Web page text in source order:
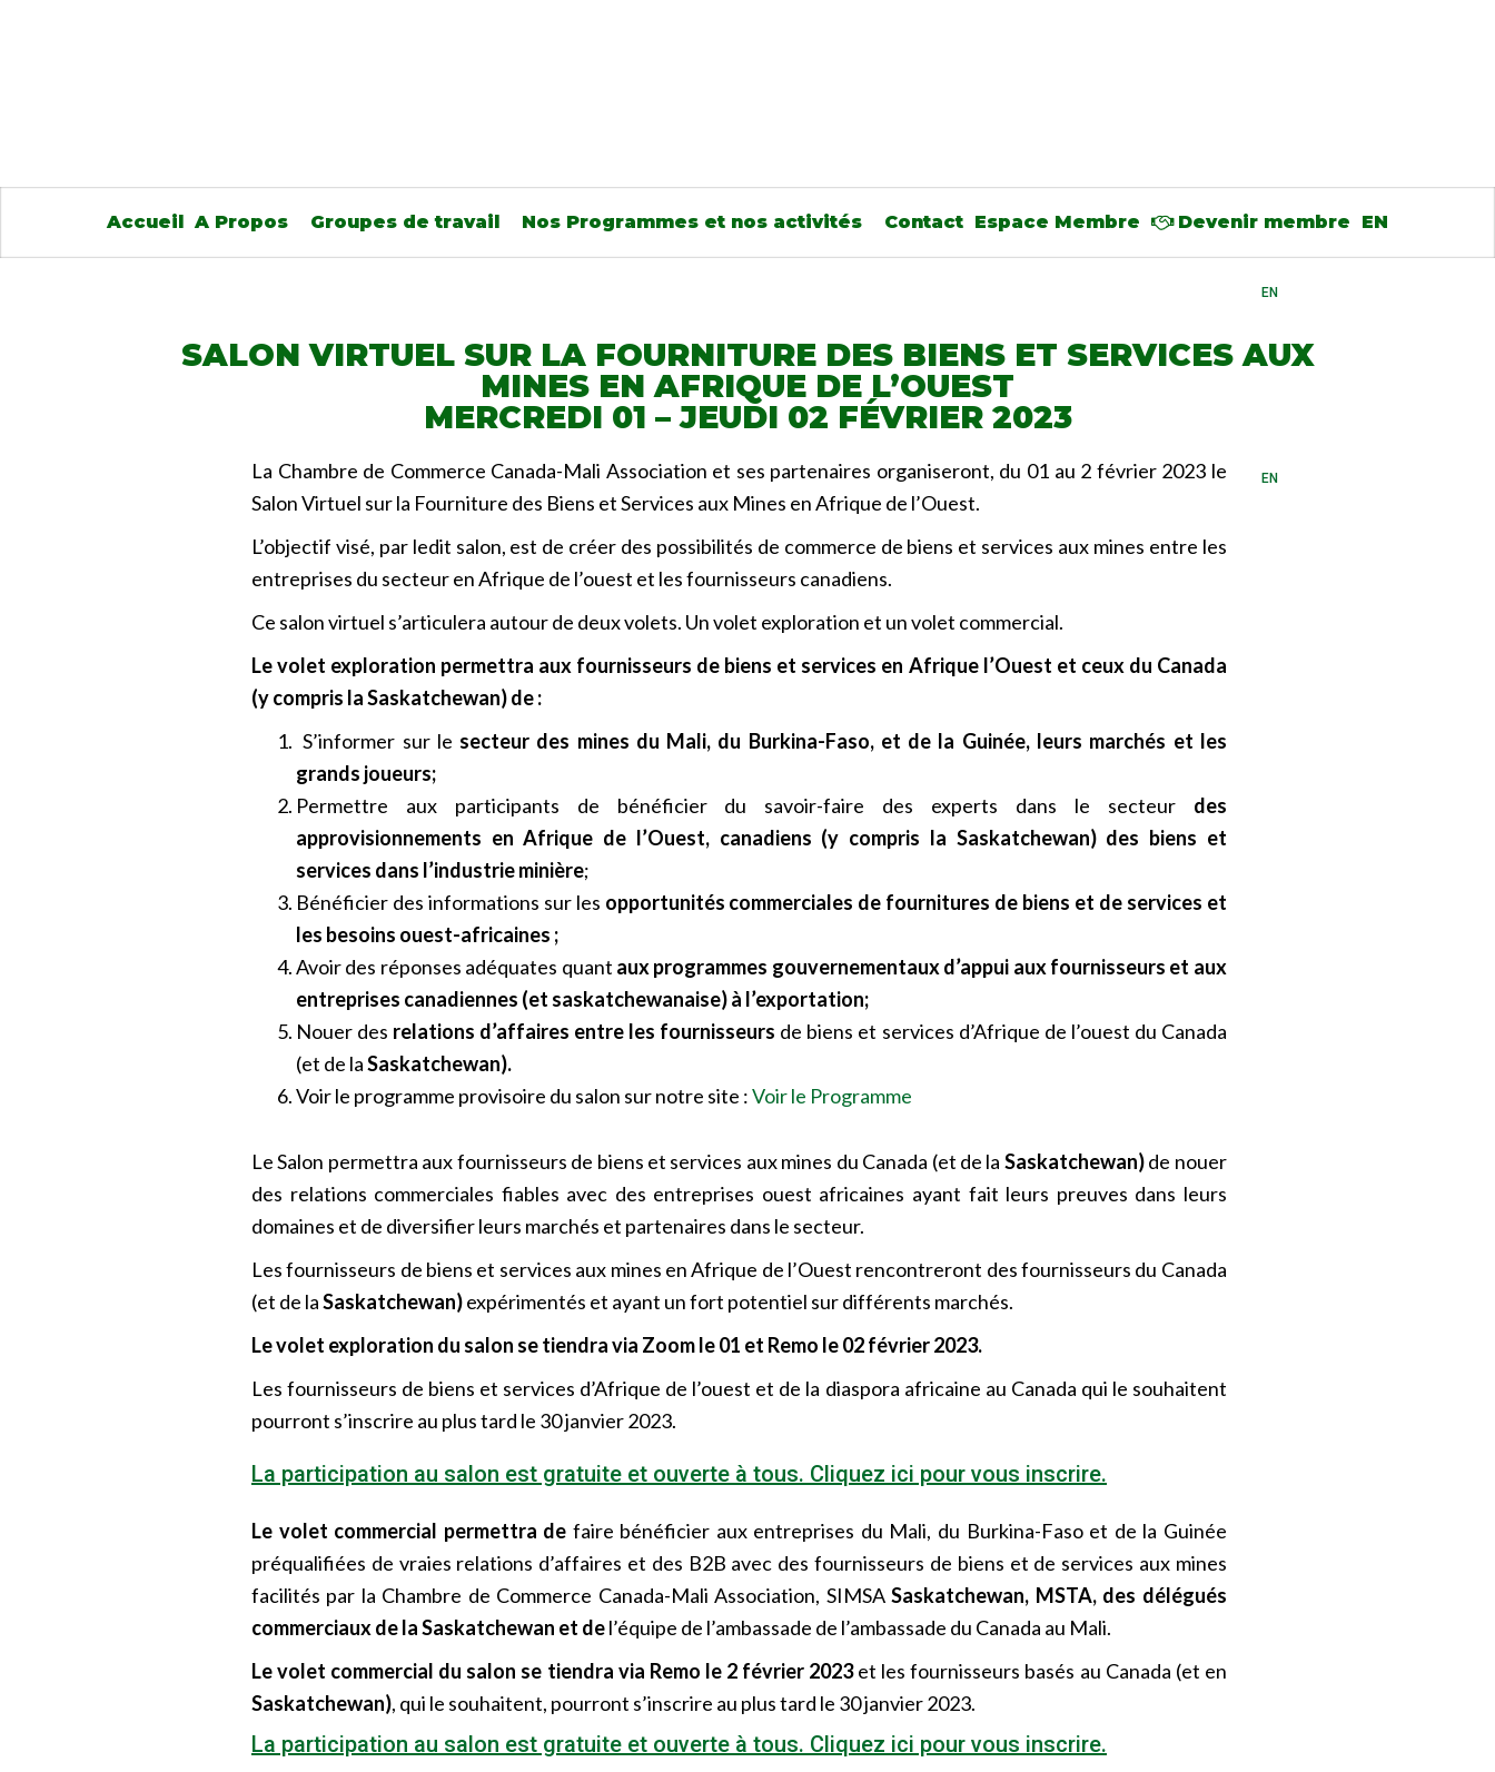
Accueil A Propos Groupes de travail Nos Programmes et nos activités Contact Espace Membre Devenir membre EN
EN
SALON VIRTUEL SUR LA FOURNITURE DES BIENS ET SERVICES AUX
MINES EN AFRIQUE DE L’OUEST
MERCREDI 01 – JEUDI 02 FÉVRIER 2023
La Chambre de Commerce Canada-Mali Association et ses partenaires organiseront, du 01 au 2 février 2023 le
Salon Virtuel sur la Fourniture des Biens et Services aux Mines en Afrique de l’Ouest.
L’objectif visé, par ledit salon, est de créer des possibilités de commerce de biens et services aux mines entre les
entreprises du secteur en Afrique de l’ouest et les fournisseurs canadiens.
Ce salon virtuel s’articulera autour de deux volets. Un volet exploration et un volet commercial.
Le volet exploration permettra aux fournisseurs de biens et services en Afrique l’Ouest et ceux du Canada
(y compris la Saskatchewan) de :
S’informer sur le secteur des mines du Mali, du Burkina-Faso, et de la Guinée, leurs marchés et les
grands joueurs;
Permettre aux participants de bénéficier du savoir-faire des experts dans le secteur des
approvisionnements en Afrique de l’Ouest, canadiens (y compris la Saskatchewan) des biens et
services dans l’industrie minière;
Bénéficier des informations sur les opportunités commerciales de fournitures de biens et de services et
les besoins ouest-africaines ;
Avoir des réponses adéquates quant aux programmes gouvernementaux d’appui aux fournisseurs et aux
entreprises canadiennes (et saskatchewanaise)à l’exportation;
Nouer des relations d’affaires entre les fournisseurs de biens et services d’Afrique de l’ouest du Canada
(et de laSaskatchewan).
Voir le programme provisoire du salon sur notre site :Voir le Programme
Le Salon permettra aux fournisseurs de biens et services aux mines du Canada (et de la Saskatchewan)de nouer
des relations commerciales fiables avec des entreprises ouest africaines ayant fait leurs preuves dans leurs
domaines et de diversifier leurs marchés et partenaires dans le secteur.
Les fournisseurs de biens et services aux mines en Afrique de l’Ouest rencontreront des fournisseurs du Canada
(et de laSaskatchewan)expérimentés et ayant un fort potentiel sur différents marchés.
Le volet exploration du salon se tiendra via Zoom le 01 et Remo le 02 février 2023.
Les fournisseurs de biens et services d’Afrique de l’ouest et de la diaspora africaine au Canada qui le souhaitent
pourront s’inscrire au plus tard le 30 janvier 2023.
La participation au salon est gratuite et ouverte à tous. Cliquez ici pour vous inscrire.
Le volet commercial permettra de faire bénéficier aux entreprises du Mali, du Burkina-Faso et de la Guinée
préqualifiées de vraies relations d’affaires et des B2B avec des fournisseurs de biens et de services aux mines
facilités par la Chambre de Commerce Canada-Mali Association, SIMSASaskatchewan, MSTA, des délégués
commerciaux de la Saskatchewan et del’équipe de l’ambassade de l’ambassade du Canada au Mali.
Le volet commercial du salon se tiendra via Remo le 2 février 2023et les fournisseurs basés au Canada (et en
Saskatchewan), qui le souhaitent, pourront s’inscrire au plus tard le 30 janvier 2023.
La participation au salon est gratuite et ouverte à tous. Cliquez ici pour vous inscrire.
EN